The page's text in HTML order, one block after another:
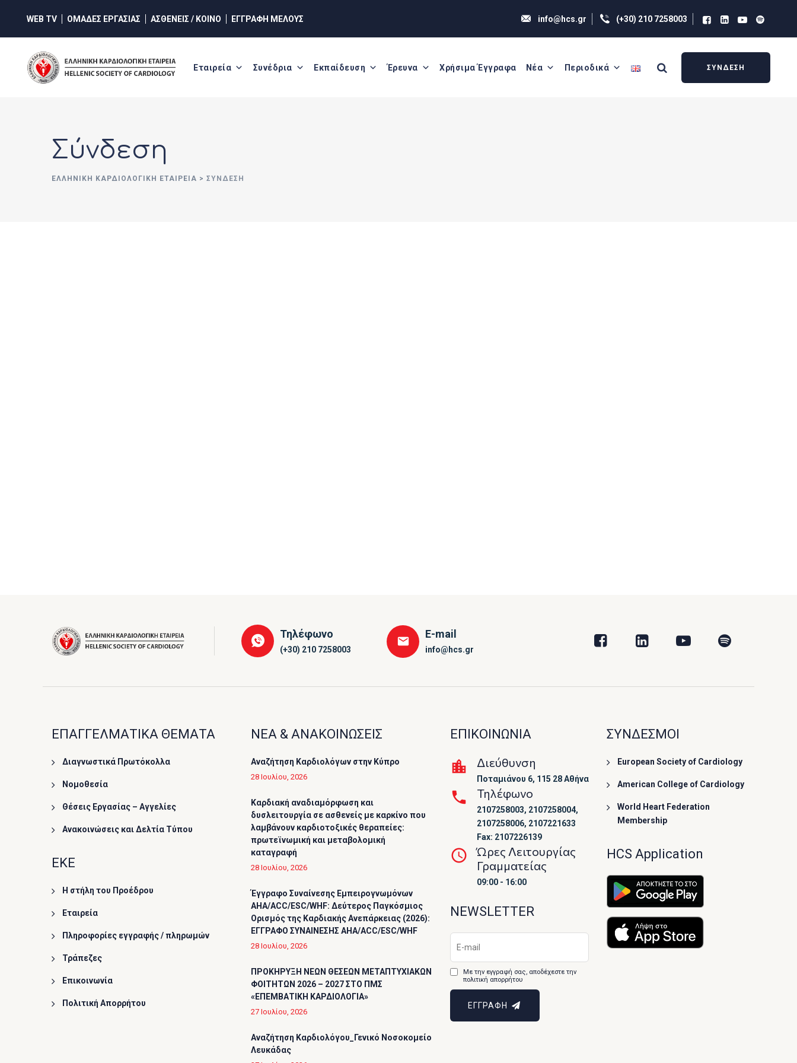
content
WEB TV ΟΜΑΔΕΣ ΕΡΓΑΣΙΑΣ ΑΣΘΕΝΕΙΣ / ΚΟΙΝΟ ΕΓΓΡΑΦΗ ΜΕΛΟΥΣ info@hcs.gr (+30) 210 7258003
Εταιρεία Συνέδρια Εκπαίδευση Έρευνα Χρήσιμα Έγγραφα Νέα Περιοδικά ΣΥΝΔΕΣΗ
Σύνδεση
ΕΛΛΗΝΙΚΉ ΚΑΡΔΙΟΛΟΓΙΚΉ ΕΤΑΙΡΕΊΑ > ΣΎΝΔΕΣΗ
Τηλέφωνο
(+30) 210 7258003
E-mail
info@hcs.gr
ΕΠΑΓΓΕΛΜΑΤΙΚΑ ΘΕΜΑΤΑ
Διαγνωστικά Πρωτόκολλα
Νομοθεσία
Θέσεις Εργασίας – Αγγελίες
Ανακοινώσεις και Δελτία Τύπου
ΕΚΕ
Η στήλη του Προέδρου
Εταιρεία
Πληροφορίες εγγραφής / πληρωμών
Τράπεζες
Επικοινωνία
Πολιτική Απορρήτου
ΝΕΑ & ΑΝΑΚΟΙΝΩΣΕΙΣ
Αναζήτηση Καρδιολόγων στην Κύπρο
28 Ιουλίου, 2026
Καρδιακή αναδιαμόρφωση και
δυσλειτουργία σε ασθενείς με καρκίνο που
λαμβάνουν καρδιοτοξικές θεραπείες:
πρωτεϊνωμική και μεταβολομική
καταγραφή
28 Ιουλίου, 2026
Έγγραφο Συναίνεσης Εμπειρογνωμόνων
AHA/ACC/ESC/WHF: Δεύτερος Παγκόσμιος
Ορισμός της Καρδιακής Ανεπάρκειας (2026):
ΕΓΓΡΑΦΟ ΣΥΝΑΙΝΕΣΗΣ AHA/ACC/ESC/WHF
28 Ιουλίου, 2026
ΠΡΟΚΗΡΥΞΗ ΝΕΩΝ ΘΕΣΕΩΝ ΜΕΤΑΠΤΥΧΙΑΚΩΝ
ΦΟΙΤΗΤΩΝ 2026 – 2027 ΣΤΟ ΠΜΣ
«ΕΠΕΜΒΑΤΙΚΗ ΚΑΡΔΙΟΛΟΓΙΑ»
27 Ιουλίου, 2026
Αναζήτηση Καρδιολόγου_Γενικό Νοσοκομείο
Λευκάδας
ΕΠΙΚΟΙΝΩΝΙΑ
Διεύθυνση
Ποταμιάνου 6, 115 28 Αθήνα
Τηλέφωνο
2107258003, 2107258004,
2107258006, 2107221633
Fax: 2107226139
Ώρες Λειτουργίας
Γραμματείας
09:00 - 16:00
NEWSLETTER
Με την εγγραφή σας, αποδέχεστε την
πολιτική απορρήτου
ΕΓΓΡΑΦΗ
ΣΥΝΔΕΣΜΟΙ
European Society of Cardiology
American College of Cardiology
World Heart Federation
Membership
HCS Application